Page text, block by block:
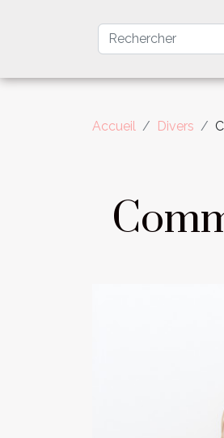
Accueil Divers